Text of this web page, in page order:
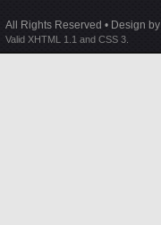
All Rights Reserved • Design by
Valid XHTML 1.1 and CSS 3.